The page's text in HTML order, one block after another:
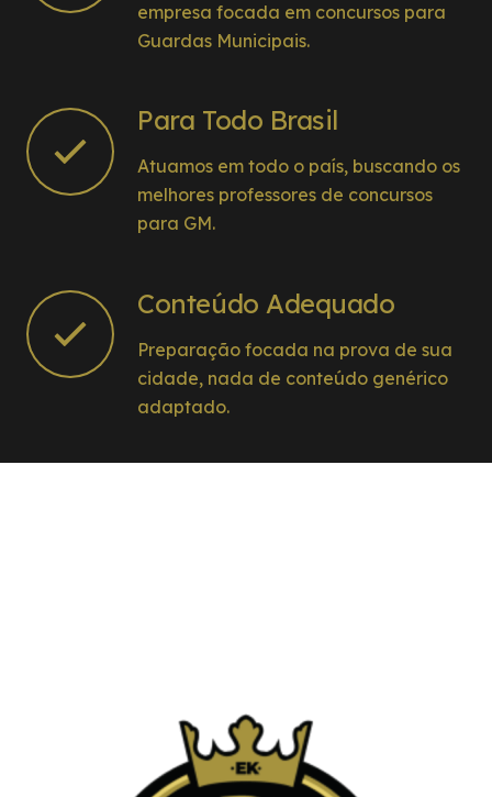
empresa focada em concursos para
Guardas Municipais.
Para Todo Brasil
Atuamos em todo o país, buscando os
melhores professores de concursos
para GM.
Conteúdo Adequado
Preparação focada na prova de sua
cidade, nada de conteúdo genérico
adaptado.